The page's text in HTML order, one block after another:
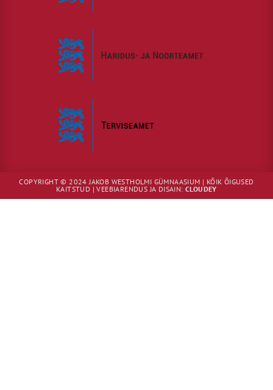
COPYRIGHT © 2024 JAKOB WESTHOLMI GÜMNAASIUM | KÕIK ÕIGUSED
KAITSTUD | VEEBIARENDUS JA DISAIN:CLOUDEY